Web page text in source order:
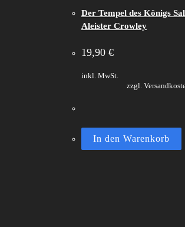
Der Tempel des Königs
Aleister Crowley
19,90 €
inkl. MwSt.
zzgl.
In den Warenkorb